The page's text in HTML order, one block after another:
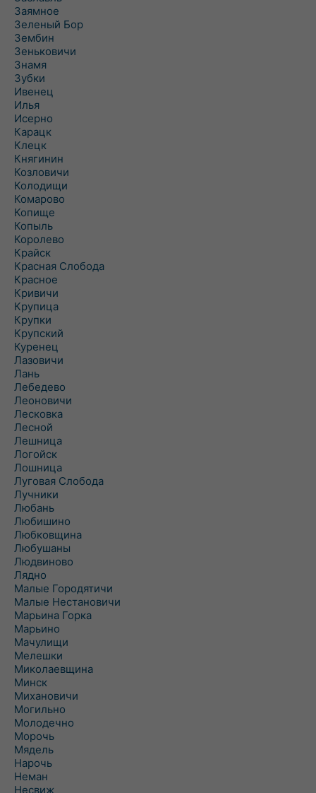
Заямное
Зеленый Бор
Зембин
Зеньковичи
Знамя
Зубки
Ивенец
Илья
Исерно
Карацк
Клецк
Княгинин
Козловичи
Колодищи
Комарово
Копище
Копыль
Королево
Крайск
Красная Слобода
Красное
Кривичи
Крупица
Крупки
Крупский
Куренец
Лазовичи
Лань
Лебедево
Леоновичи
Лесковка
Лесной
Лешница
Логойск
Лошница
Луговая Слобода
Лучники
Любань
Любишино
Любковщина
Любушаны
Людвиново
Лядно
Малые Городятичи
Малые Нестановичи
Марьина Горка
Марьино
Мачулищи
Мелешки
Миколаевщина
Минск
Михановичи
Могильно
Молодечно
Морочь
Мядель
Нарочь
Неман
Несвиж